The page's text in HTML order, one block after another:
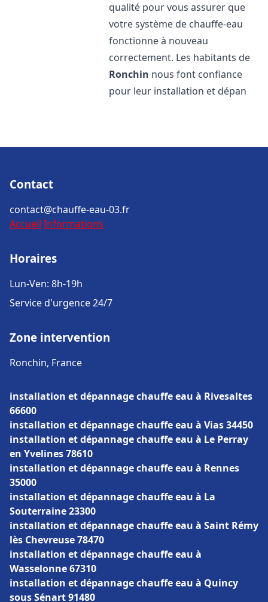
qualité pour vous assurer que
votre système de chauffe-eau
fonctionne à nouveau
correctement. Les habitants de
Ronchin nous font confiance
pour leur installation et dépan
Contact
contact@chauffe-eau-03.fr
Accueil Informations
Horaires
Lun-Ven: 8h-19h
Service d'urgence 24/7
Zone intervention
Ronchin, France
installation et dépannage chauffe eau à Rivesaltes
66600
installation et dépannage chauffe eau à Vias 34450
installation et dépannage chauffe eau à Le Perray
en Yvelines 78610
installation et dépannage chauffe eau à Rennes
35000
installation et dépannage chauffe eau à La
Souterraine 23300
installation et dépannage chauffe eau à Saint Rémy
lès Chevreuse 78470
installation et dépannage chauffe eau à
Wasselonne 67310
installation et dépannage chauffe eau à Quincy
sous Sénart 91480